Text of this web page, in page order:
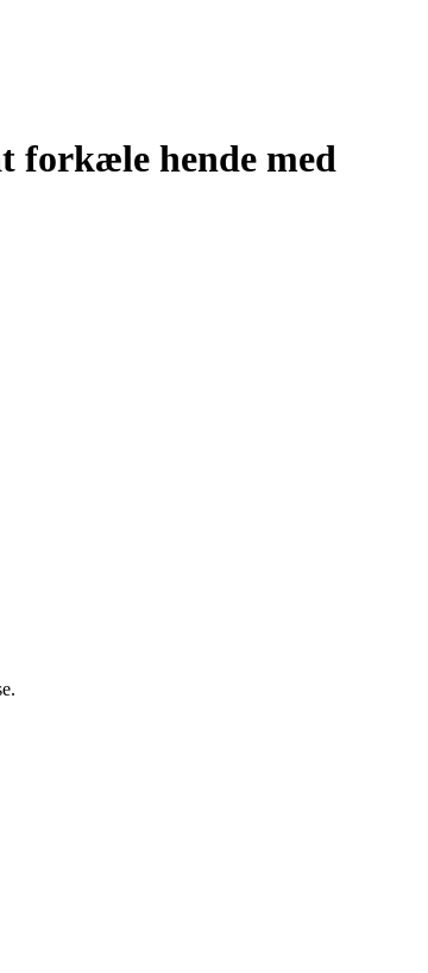
forkæle hende med